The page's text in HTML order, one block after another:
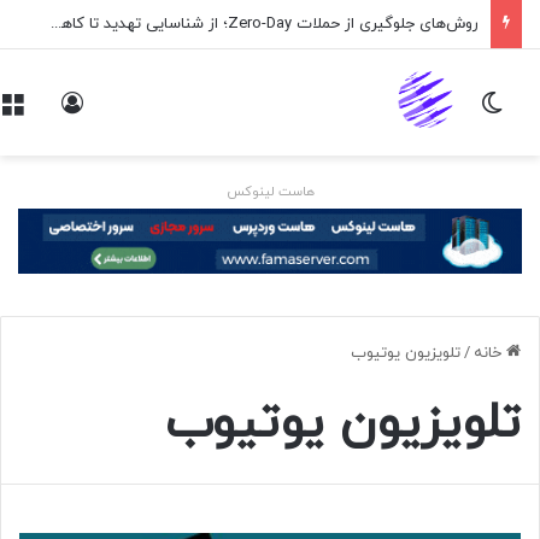
روش‌های جلوگیری از حملات Zero-Day؛ از شناسایی تهدید تا کاهش ریسک
تغییر پوسته
هاست لینوکس
خانه /تلویزیون یوتیوب
تلویزیون یوتیوب